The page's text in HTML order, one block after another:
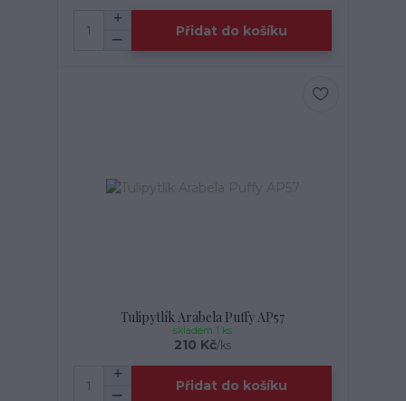
Přidat do košíku
Tulipytlík Arabela Puffy AP57
210 Kč/ks
skladem 1 ks
Přidat do košíku